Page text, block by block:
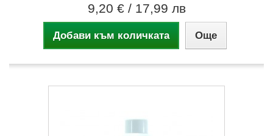
9,20 € / 17,99 лв
Добави към количката Още